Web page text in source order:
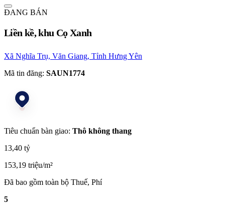
ĐANG BÁN
Liền kề, khu Cọ Xanh
Xã Nghĩa Trụ, Văn Giang, Tỉnh Hưng Yên
Mã tin đăng: SAUN1774
Tiêu chuẩn bàn giao: Thô không thang
13,40 tỷ
153,19 triệu/m²
Đã bao gồm toàn bộ Thuế, Phí
5